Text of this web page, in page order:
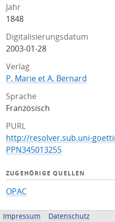
Jahr
1848
Digitalisierungsdatum
2003-01-28
Verlag
P. Marie et A. Bernard
Sprache
Französisch
PURL
http://resolver.sub.uni-
PPN345013255
ZUGEHÖRIGE QUELLEN
OPAC
BEREITGESTELLT VON
Impressum Datenschutz